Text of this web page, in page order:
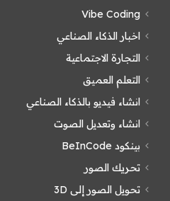
Vibe Coding
اخبار الذكاء الصناعي
التجارة الاجتماعية
التعلم العميق
انشاء فيديو بالذكاء الصناعي
انشاء وتعديل الصوت
بينكود BeInCode
تحريك الصور
تحويل الصور إلى 3D